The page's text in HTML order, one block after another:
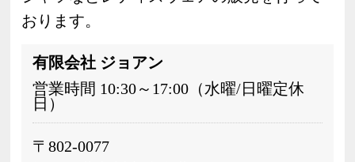
おります。
有限会社 ジョアン
営業時間 10:30～17:00（水曜/日曜定休
日）
〒802-0077